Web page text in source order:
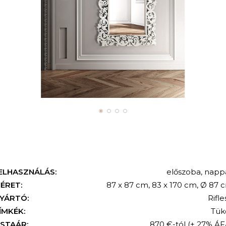
előszoba,
87 x 87 cm, 83 x 170 cm, Ø 87